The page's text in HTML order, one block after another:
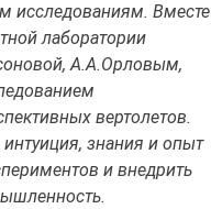
исследованиям. Вместе
лаборатории
А.А.Орловым,
вертолетов.
знания и опыт
и внедрить